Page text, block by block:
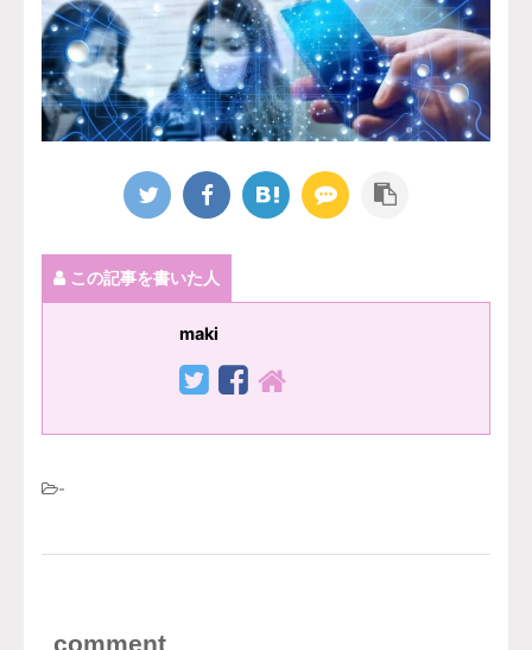
この記事を書いた人
maki
-
comment